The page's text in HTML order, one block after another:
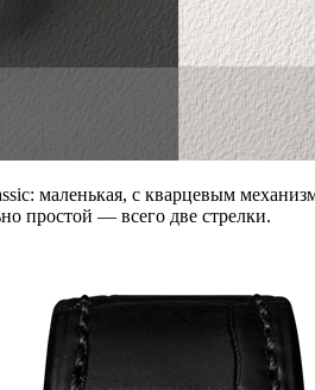
маленькая, с кварцевым
простой — всего две стрелки.